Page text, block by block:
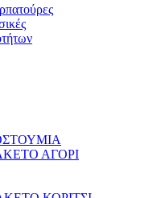
ΑΓΟΡΙ